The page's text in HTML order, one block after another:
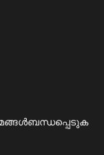
ബന്ധപ്പെടുക